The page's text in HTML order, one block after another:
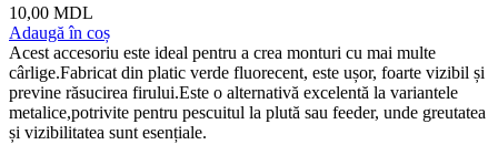
10,00 MDL
Adaugă în coș
Acest accesoriu este ideal pentru a crea monturi cu mai multe
cârlige.Fabricat din platic verde fluorecent, este ușor, foarte vizibil și
previne răsucirea firului.Este o alternativă excelentă la variantele
metalice,potrivite pentru pescuitul la plută sau feeder, unde greutatea
și vizibilitatea sunt esențiale.